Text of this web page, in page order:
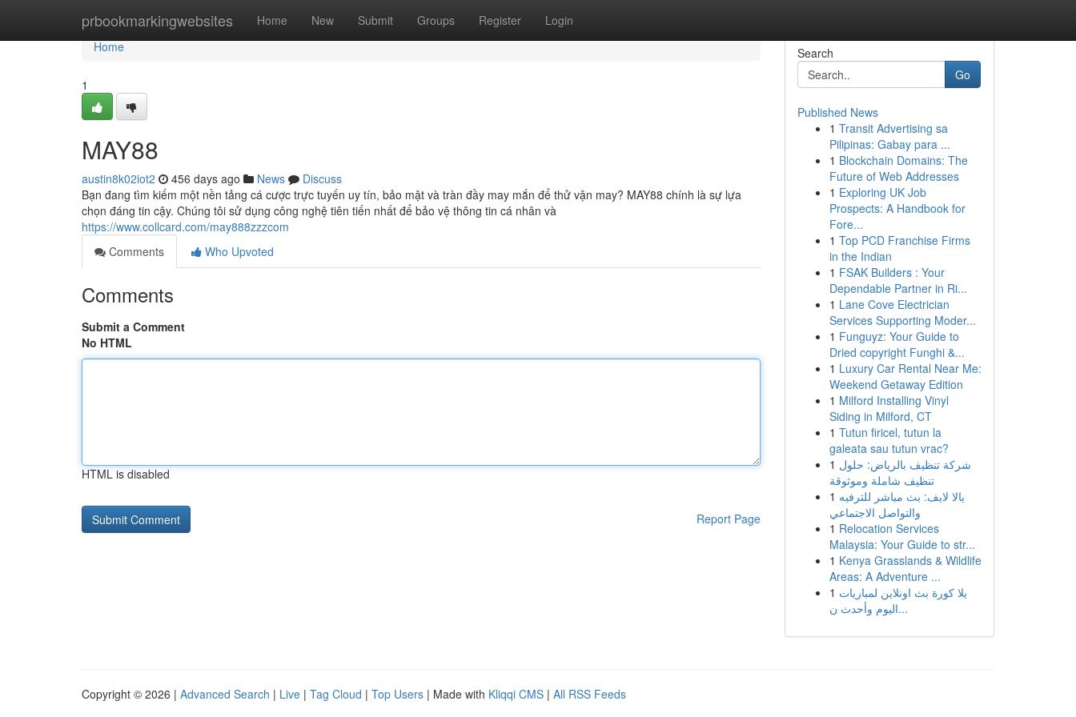
prbookmarkingwebsites Home New Submit Groups Register Login
Home
Home
1
MAY88
austin8k02iot2 456 days ago News
Discuss
Bạn đang tìm kiếm một nền tảng cá cược trực tuyến uy tín, bảo mật và tràn đầy may mắn để thử vận may? MAY88 chính là sự lựa
chọn đáng tin cậy. Chúng tôi sử dụng công nghệ tiên tiến nhất để bảo vệ thông tin cá nhân và
https://www.collcard.com/may888zzzcom
Comments
Who Upvoted
Comments
Submit a Comment
No HTML
HTML is disabled
Report Page
Search
Go
Published News
1 Transit Advertising sa
Pilipinas: Gabay para ...
1 Blockchain Domains: The
Future of Web Addresses
1 Exploring UK Job
Prospects: A Handbook for
Fore...
1 Top PCD Franchise Firms
in the Indian
1 FSAK Builders : Your
Dependable Partner in Ri...
1 Lane Cove Electrician
Services Supporting Moder...
1 Funguyz: Your Guide to
Dried copyright Funghi &...
1 Luxury Car Rental Near Me:
Weekend Getaway Edition
1 Milford Installing Vinyl
Siding in Milford, CT
1 Tutun firicel, tutun la
galeata sau tutun vrac?
1 شركة تنظيف بالرياض: حلول
تنظيف شاملة وموثوقة
1 يالا لايف: بث مباشر للترفيه
والتواصل الاجتماعي
1 Relocation Services
Malaysia: Your Guide to str...
1 Kenya Grasslands & Wildlife
Areas: A Adventure ...
1 يلا كورة بث اونلاين لمباريات
اليوم وأحدث ن...
Copyright © 2026 | Advanced Search | Live | Tag Cloud | Top Users | Made with Kliqqi CMS | All RSS Feeds